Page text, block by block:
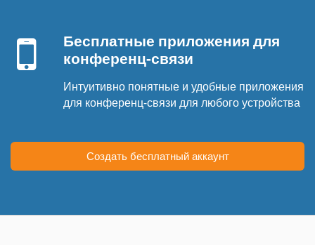
устройствоБесплатные приложения для
конференц-связи
Интуитивно понятные и удобные приложения
для конференц-связи для любого устройства
Создать бесплатный аккаунт